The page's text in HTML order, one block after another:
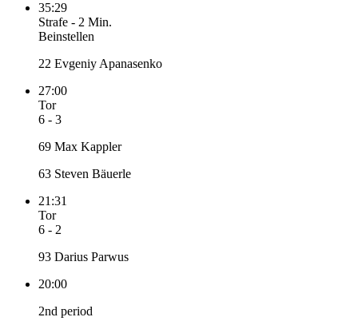
35:29
Strafe - 2 Min.
Beinstellen
22 Evgeniy Apanasenko
27:00
Tor
6 - 3
69 Max Kappler
63 Steven Bäuerle
21:31
Tor
6 - 2
93 Darius Parwus
20:00
2nd period